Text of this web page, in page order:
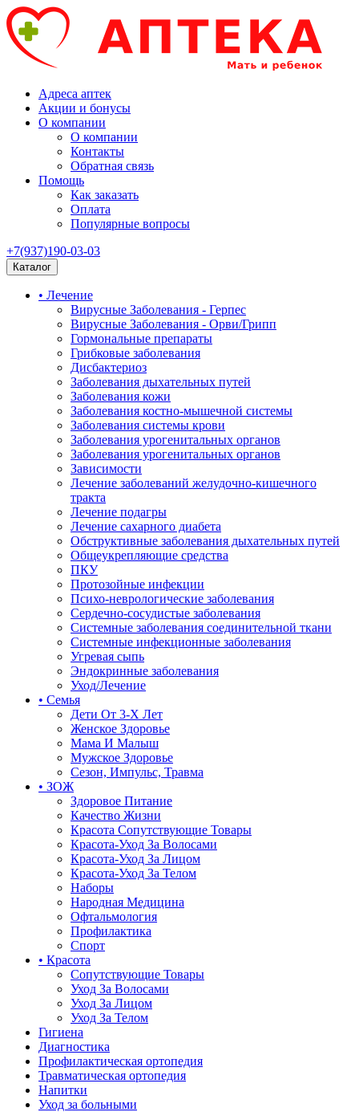
Адреса аптек
Акции и бонусы
О компании
О компании
Контакты
Обратная связь
Помощь
Как заказать
Оплата
Популярные вопросы
+7(937)190-03-03
Каталог
• Лечение
Вирусные Заболевания - Герпес
Вирусные Заболевания - Орви/Грипп
Гормональные препараты
Грибковые заболевания
Дисбактериоз
Заболевания дыхательных путей
Заболевания кожи
Заболевания костно-мышечной системы
Заболевания системы крови
Заболевания урогенитальных органов
Заболевания урогенитальных органов
Зависимости
Лечение заболеваний желудочно-кишечного
тракта
Лечение подагры
Лечение сахарного диабета
Обструктивные заболевания дыхательных путей
Общеукрепляющие средства
ПКУ
Протозойные инфекции
Психо-неврологические заболевания
Сердечно-сосудистые заболевания
Системные заболевания соединительной ткани
Системные инфекционные заболевания
Угревая сыпь
Эндокринные заболевания
Уход/Лечение
• Семья
Дети От 3-Х Лет
Женское Здоровье
Мама И Малыш
Мужское Здоровье
Сезон, Импульс, Травма
• ЗОЖ
Здоровое Питание
Качество Жизни
Красота Сопутствующие Товары
Красота-Уход За Волосами
Красота-Уход За Лицом
Красота-Уход За Телом
Наборы
Народная Медицина
Офтальмология
Профилактика
Спорт
• Красота
Сопутствующие Товары
Уход За Волосами
Уход За Лицом
Уход За Телом
Гигиена
Диагностика
Профилактическая ортопедия
Травматическая ортопедия
Напитки
Уход за больными